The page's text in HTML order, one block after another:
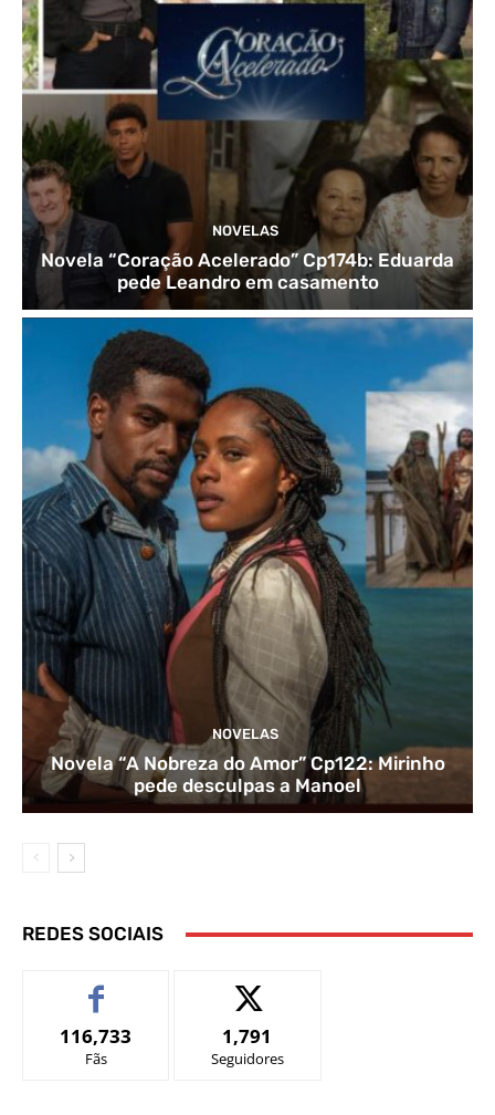
NOVELAS
Novela “Coração Acelerado” Cp174b: Eduarda
pede Leandro em casamento
NOVELAS
Novela “A Nobreza do Amor” Cp122: Mirinho
pede desculpas a Manoel
REDES SOCIAIS
116,733
Fãs
1,791
Seguidores